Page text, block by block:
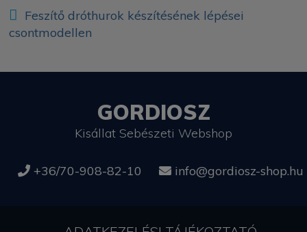
Feszítő dróthurok készítésének lépései
csontmodellen
GORDIOSZ
Kisállat Sebészeti Webshop
+36/70-908-82-10 info@gordiosz-shop.hu